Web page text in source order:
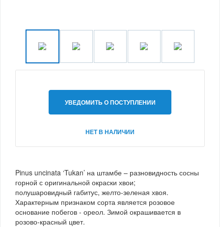
УВЕДОМИТЬ О ПОСТУПЛЕНИИ
НЕТ В НАЛИЧИИ
Pinus uncinata ‘Tukan’ на штамбе – разновидность сосны
горной с оригинальной окраски хвои;
полушаровидный габитус, желто-зеленая хвоя.
Характерным признаком сорта является розовое
основание побегов - ореол. Зимой окрашивается в
розово-красный цвет.